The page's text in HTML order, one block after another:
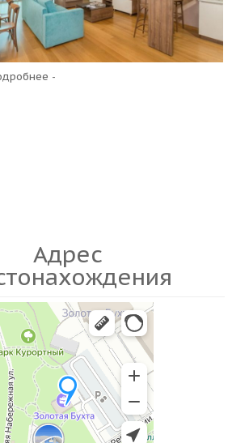
-
Адрес